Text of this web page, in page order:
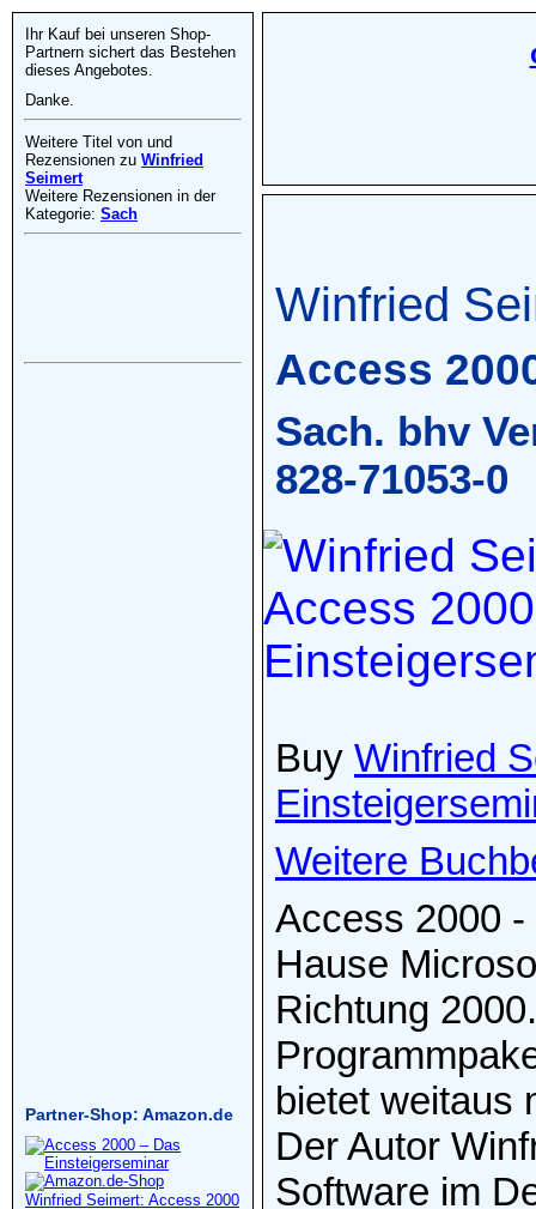
Winfried
Access
Sach. bhv
828-71053-0
Buy Winfried
Weitere
Access 2000
Hause
Richtung
bietet weitaus
Der Autor
Software im
Ihr Kauf bei unseren Shop-
Partnern sichert das Bestehen
dieses Angebotes.
Danke.
Weitere Titel von und
Rezensionen zu Winfried
Seimert
Weitere Rezensionen in der
Kategorie: Sach
Partner-Shop: Amazon.de
Winfried Seimert: Access 2000